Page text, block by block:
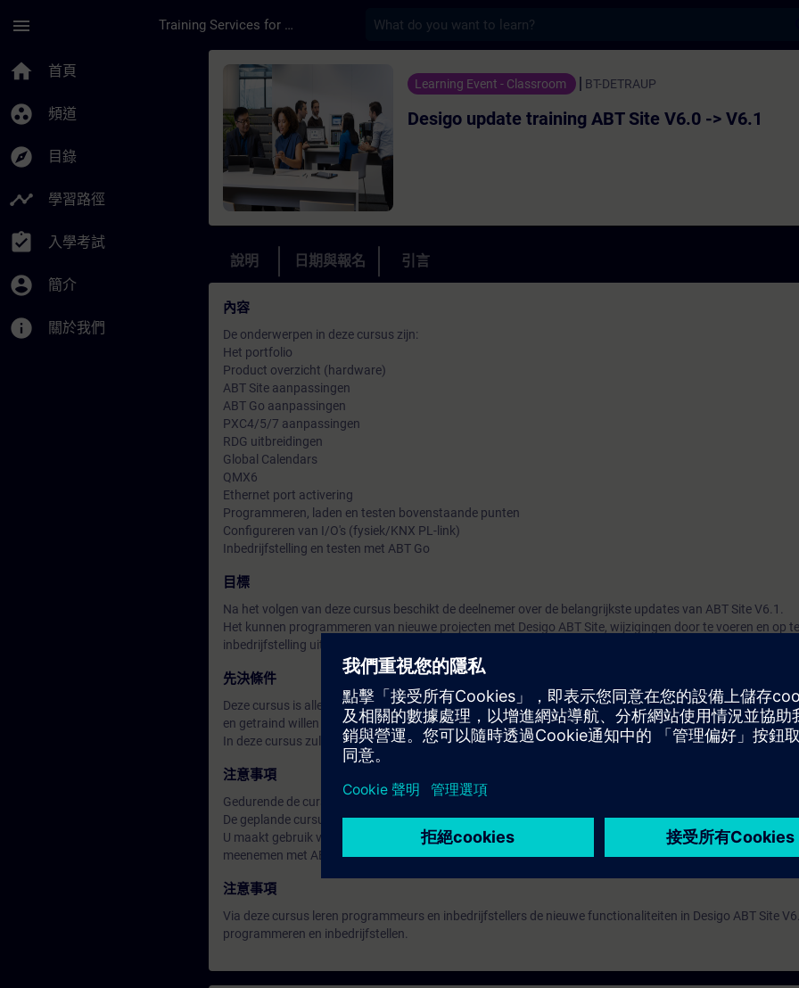
menu Training Services for Digital Industries
home 首頁
group_work 頻道
explore 目錄
timeline 學習路徑
assignment_turned_in 入學考試
account_circle 簡介
info 關於我們
課程 - Desigo update training ABT Site V6.0 -> V6.1 - 培訓 - 培
Learning Event - Classroom BT-DETRAUP
Desigo update training ABT Site V6.0 -> V6.1
說明 日期與報名 引言
內容
De onderwerpen in deze cursus zijn:
Het portfolio
Product overzicht (hardware)
ABT Site aanpassingen
ABT Go aanpassingen
PXC4/5/7 aanpassingen
RDG uitbreidingen
Global Calendars
QMX6
Ethernet port activering
Programmeren, laden en testen bovenstaande punten
Configureren van I/O's (fysiek/KNX PL-link)
Inbedrijfstelling en testen met ABT Go
目標
Na het volgen van deze cursus beschikt de deelnemer over de belangrijkste updates van ABT Site V6.1.
Het kunnen programmeren van nieuwe projecten met Desigo ABT Site, wijzigingen door te voeren en op
inbedrijfstelling uit te voeren.
先決條件
Deze cursus is alleen bedoeld voor engineers die de PXC4/5/7 en Control Point cursus in ABT Site V6.0 al
en getraind willen worden op de nieuwe functionaliteiten in ABT Site V6.1.
In deze cursus zullen niet de basisonderwerpen van ABT Site V6.0 worden behandeld.
注意事項
Gedurende de cursus wordt ook gewerkt met Engelstalige en/of Duitstalige documentatie.
De geplande cursussen kunnen alleen doorgaan bij voldoende aanmeldingen.
U maakt gebruik van de middelen die u worden aangeboden tijdens de training. U moet echter een eigen
meenemen met ABT Site V6.1 erop geïnstalleerd.
注意事項
Via deze cursus leren programmeurs en inbedrijfstellers de nieuwe functionaliteiten in Desigo ABT Site
programmeren en inbedrijfstellen.